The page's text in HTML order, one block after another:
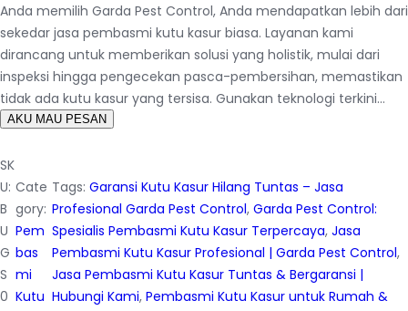
Anda memilih Garda Pest Control, Anda mendapatkan lebih dari
sekedar jasa pembasmi kutu kasur biasa. Layanan kami
dirancang untuk memberikan solusi yang holistik, mulai dari
inspeksi hingga pengecekan pasca-pembersihan, memastikan
tidak ada kutu kasur yang tersisa. Gunakan teknologi terkini…
AKU MAU PESAN
SK
U:
B
U
G
S
0
Cate
gory:
Pem
bas
mi
Kutu
Tags: Garansi Kutu Kasur Hilang Tuntas – Jasa
Profesional Garda Pest Control, Garda Pest Control:
Spesialis Pembasmi Kutu Kasur Terpercaya, Jasa
Pembasmi Kutu Kasur Profesional | Garda Pest Control,
Jasa Pembasmi Kutu Kasur Tuntas & Bergaransi |
Hubungi Kami, Pembasmi Kutu Kasur untuk Rumah &